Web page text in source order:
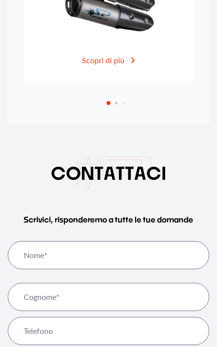
Scopri di più
CONTATTACI
Scrivici, risponderemo a tutte le tue domande